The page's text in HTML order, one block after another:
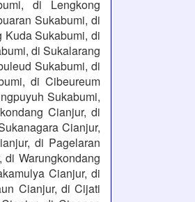
di Lengkong
Sukabumi, di
Kuda Sukabumi, di
di Sukalarang
Sukabumi, di
di Cibeureum
Sukabumi,
Cianjur, di
Cianjur,
di Pagelaran
Warungkondang
Cianjur, di
Cianjur, di Cijati